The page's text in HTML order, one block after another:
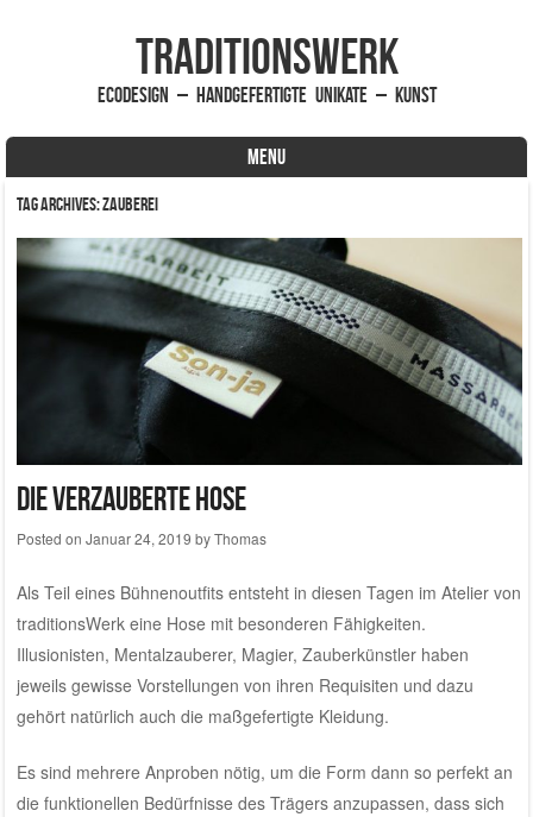
traditionsWerk
EcoDesign – handgefertigte Unikate – Kunst
MENU
Skip to content
Tag Archives:Zauberei
Die verzauberte Hose
Posted on Januar 24, 2019 byThomas
Als Teil eines Bühnenoutfits entsteht in diesen Tagen im Atelier von
traditionsWerkeine Hose mit besonderen Fähigkeiten.
Illusionisten, Mentalzauberer, Magier, Zauberkünstler haben
jeweils gewisse Vorstellungen von ihren Requisiten und dazu
gehört natürlich auch die maßgefertigte Kleidung.
Es sind mehrere Anproben nötig, um die Form dann so perfekt an
die funktionellen Bedürfnisse des Trägers anzupassen, dass sich